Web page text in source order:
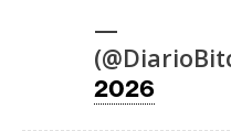
—
2026